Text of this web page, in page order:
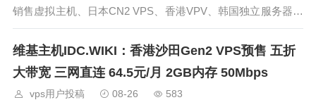
销售虚拟主机、日本CN2 VPS、香港VPV、韩国独立服务器为
主。微基主机8月促销活动已经开启，美国虚拟主机、日本CN
2 KVM V
维基主机IDC.WIKI：香港沙田Gen2 VPS预售 五折
大带宽 三网直连 64.5元/月 2GB内存 50Mbps
vps用户投稿 08-26 583